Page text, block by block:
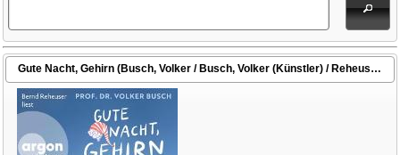
Gute Nacht, Gehirn (Busch, Volker / Busch, Volker (Künstler) / Reheuser, Bernd (Gelesen))